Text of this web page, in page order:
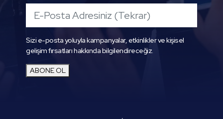
Sizi e-posta yoluyla kampanyalar, etkinlikler ve kişisel
gelişim fırsatları hakkında bilgilendireceğiz.
ABONE OL